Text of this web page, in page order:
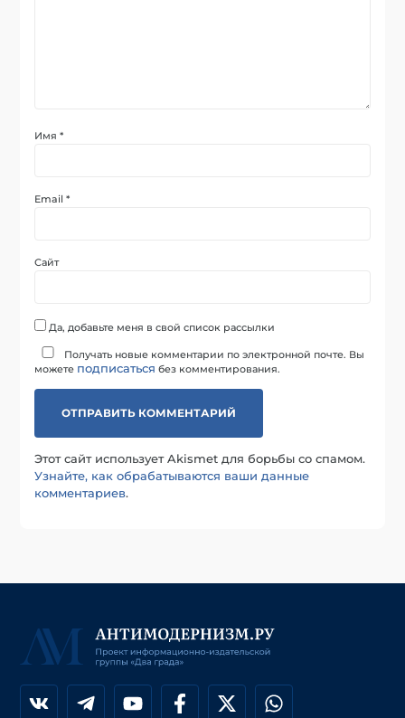
Имя*
Email*
Сайт
Да, добавьте меня в свой список рассылки
Получать новые комментарии по электронной почте. Вы
можете подписаться без комментирования.
Этот сайт использует Akismet для борьбы со спамом.
Узнайте, как обрабатываются ваши данные
комментариев.